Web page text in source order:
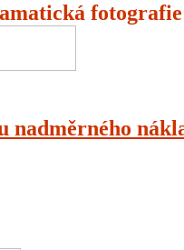
fotografie
nadměrného